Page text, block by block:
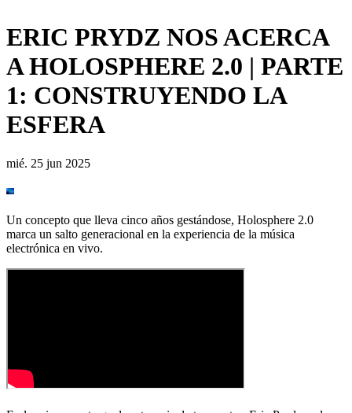
ERIC PRYDZ NOS ACERCA
A HOLOSPHERE 2.0 | PARTE
1: CONSTRUYENDO LA
ESFERA
mié. 25 jun 2025
Un concepto que lleva cinco años gestándose, Holosphere 2.0
marca un salto generacional en la experiencia de la música
electrónica en vivo.